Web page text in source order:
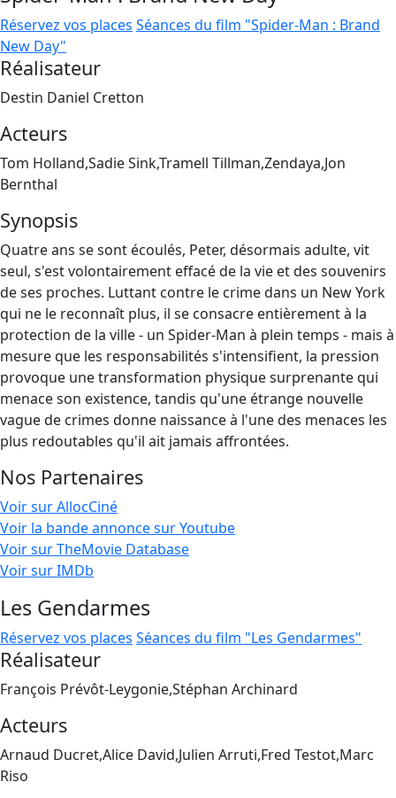
Réservez vos places Séances du film "Spider-Man : Brand
New Day"
Réalisateur
Destin Daniel Cretton
Acteurs
Tom Holland,Sadie Sink,Tramell Tillman,Zendaya,Jon
Bernthal
Synopsis
Quatre ans se sont écoulés, Peter, désormais adulte, vit
seul, s'est volontairement effacé de la vie et des souvenirs
de ses proches. Luttant contre le crime dans un New York
qui ne le reconnaît plus, il se consacre entièrement à la
protection de la ville - un Spider-Man à plein temps - mais à
mesure que les responsabilités s'intensifient, la pression
provoque une transformation physique surprenante qui
menace son existence, tandis qu'une étrange nouvelle
vague de crimes donne naissance à l'une des menaces les
plus redoutables qu'il ait jamais affrontées.
Nos Partenaires
Voir sur AllocCiné
Voir la bande annonce sur Youtube
Voir sur TheMovie Database
Voir sur IMDb
Les Gendarmes
Réservez vos places Séances du film "Les Gendarmes"
Réalisateur
François Prévôt-Leygonie,Stéphan Archinard
Acteurs
Arnaud Ducret,Alice David,Julien Arruti,Fred Testot,Marc
Riso